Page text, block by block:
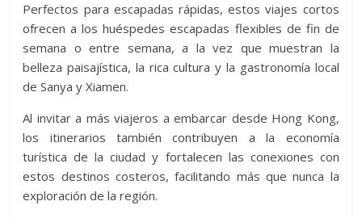
Perfectos para escapadas rápidas, estos viajes cortos
ofrecen a los huéspedes escapadas flexibles de fin de
semana o entre semana, a la vez que muestran la
belleza paisajística, la rica cultura y la gastronomía local
de Sanya y Xiamen.
Al invitar a más viajeros a embarcar desde Hong Kong,
los itinerarios también contribuyen a la economía
turística de la ciudad y fortalecen las conexiones con
estos destinos costeros, facilitando más que nunca la
exploración de la región.